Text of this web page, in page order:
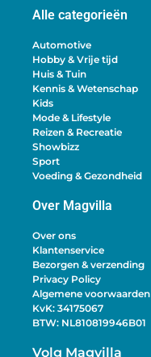
Alle categorieën
Automotive
Hobby & Vrije tijd
Huis & Tuin
Kennis & Wetenschap
Kids
Mode & Lifestyle
Reizen & Recreatie
Showbizz
Sport
Voeding & Gezondheid
Over Magvilla
Over ons
Klantenservice
Bezorgen & verzending
Privacy Policy
Algemene voorwaarden
KvK: 34175067
BTW: NL810819946B01
Volg Magvilla